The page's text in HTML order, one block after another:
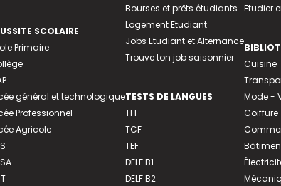
SCOLAIRE
Primaire
général et technologique
Professionnel
Agricole
Bourses et prêts étudiants
Logement Etudiant
Jobs Etudiant et Alternance
Trouve ton job saisonnier
TESTS DE LANGUES
TFI
TCF
TEF
DELF B1
DELF B2
Etudier
Cuisine
Mode -